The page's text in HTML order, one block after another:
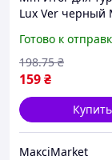
Lux Ver черный
жгут на
для тактик
Готово к
159₴
198.75 ₴
Купить
МаксіMarket